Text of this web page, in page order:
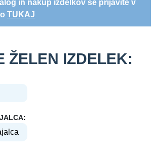
in nakup izdelkov se prijavite v
TUKAJ
ŽELEN IZDELEK: